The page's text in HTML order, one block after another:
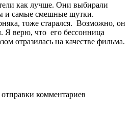
как лучше. Они выбирали
и самые смешные шутки.
тоже старался. Возможно, он
Я верю, что его бессонница
отразилась на качестве фильма.
отправки комментариев